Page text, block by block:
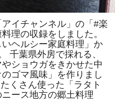
イチャンネル」の「#楽
理の収録をしました。
いヘルシー家庭料理」か
千葉県外房で採れる、
ショウガをきかせた中
ゴマ風味」を作りまし
くさん使った「ラタト
ース地方の郷土料理